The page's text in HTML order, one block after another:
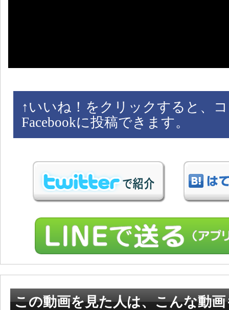
↑ いいね！をクリックすると、
Facebookに投稿できます。
この動画を見た人は、こんな動